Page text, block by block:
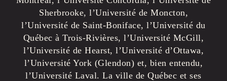
Sherbrooke, l’Université de Moncton,
l’Université de Saint-Boniface, l’Université du
Québec à Trois-Rivières, l’Université McGill,
l’Université de Hearst, l’Université d’Ottawa,
l’Université York (Glendon) et, bien entendu,
l’Université Laval. La ville de Québec et ses